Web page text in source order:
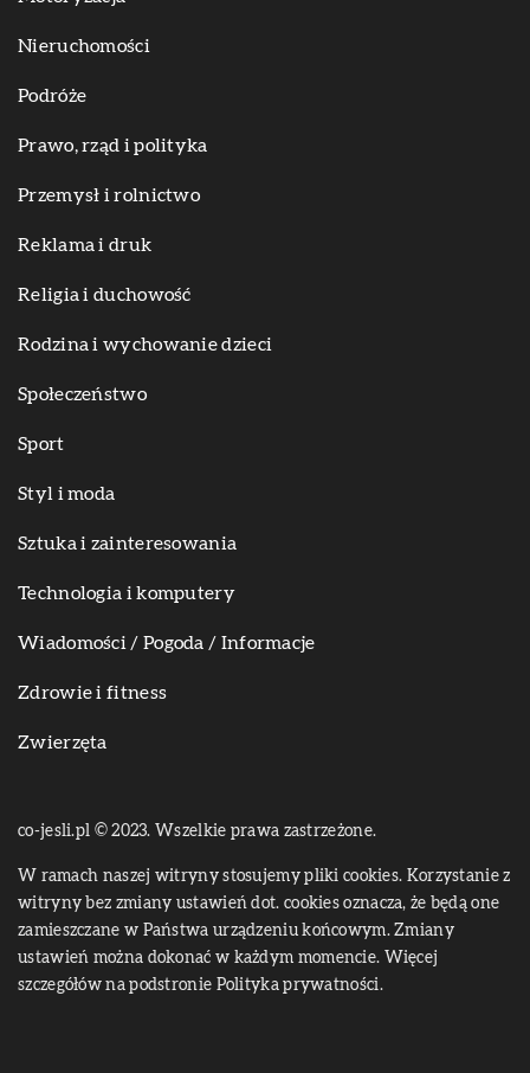
Nieruchomości
Podróże
Prawo, rząd i polityka
Przemysł i rolnictwo
Reklama i druk
Religia i duchowość
Rodzina i wychowanie dzieci
Społeczeństwo
Sport
Styl i moda
Sztuka i zainteresowania
Technologia i komputery
Wiadomości / Pogoda / Informacje
Zdrowie i fitness
Zwierzęta
co-jesli.pl © 2023. Wszelkie prawa zastrzeżone.
W ramach naszej witryny stosujemy pliki cookies. Korzystanie z
witryny bez zmiany ustawień dot. cookies oznacza, że będą one
zamieszczane w Państwa urządzeniu końcowym. Zmiany
ustawień można dokonać w każdym momencie. Więcej
szczegółów na podstronie Polityka prywatności.